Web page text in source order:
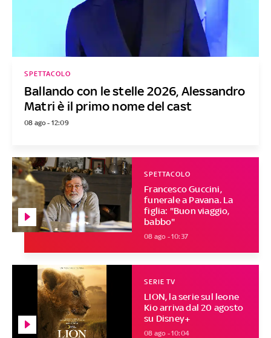
Ballando con le stelle 2026, Alessandro
Matri è il primo nome del cast
SPETTACOLO
08 ago - 12:09
Francesco Guccini,
funerale a Pavana. La
figlia: "Buon viaggio,
babbo"
SPETTACOLO
08 ago - 10:37
LION, la serie sul leone
Kio arriva dal 20 agosto
su Disney+
SERIE TV
08 ago - 10:04